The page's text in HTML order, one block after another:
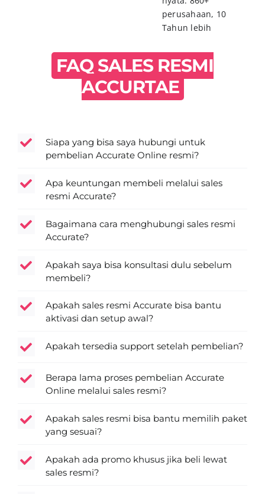
perusahaan, 10
Tahun lebih
FAQ SALES RESMI
ACCURTAE
Siapa yang bisa saya hubungi untuk
pembelian Accurate Online resmi?
Apa keuntungan membeli melalui sales
resmi Accurate?
Bagaimana cara menghubungi sales resmi
Accurate?
Apakah saya bisa konsultasi dulu sebelum
membeli?
Apakah sales resmi Accurate bisa bantu
aktivasi dan setup awal?
Apakah tersedia support setelah pembelian?
Berapa lama proses pembelian Accurate
Online melalui sales resmi?
Apakah sales resmi bisa bantu memilih paket
yang sesuai?
Apakah ada promo khusus jika beli lewat
sales resmi?